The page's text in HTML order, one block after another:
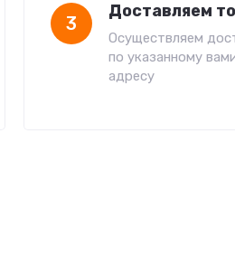
3
Доставляем
Осуществляем
по указанному
адресу